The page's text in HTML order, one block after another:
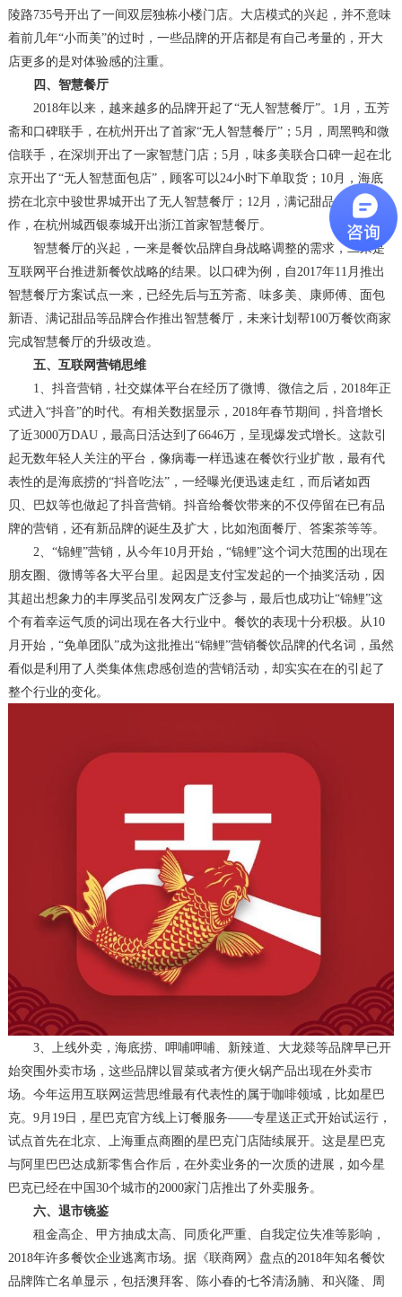
陵路735号开出了一间双层独栋小楼门店。大店模式的兴起，并不意味
着前几年“小而美”的过时，一些品牌的开店都是有自己考量的，开大
店更多的是对体验感的注重。
四、 智慧餐厅
2018年以来，越来越多的品牌开起了“无人智慧餐厅”。1月，五芳
斋和口碑联手，在杭州开出了首家“无人智慧餐厅”；5月，周黑鸭和微
信联手，在深圳开出了一家智慧门店；5月，味多美联合口碑一起在北
京开出了“无人智慧面包店”，顾客可以24小时下单取货；10月，海底
捞在北京中骏世界城开出了无人智慧餐厅；12月，满记甜品与口碑合
作，在杭州城西银泰城开出浙江首家智慧餐厅。
智慧餐厅的兴起，一来是餐饮品牌自身战略调整的需求，二来是
互联网平台推进新餐饮战略的结果。以口碑为例，自 2017年11月推出
智慧餐厅方案试点一来，已经先后与五芳斋、味多美、康师傅、面包
新语、满记甜品等品牌合作推出智慧餐厅，未来计划帮100万餐饮商家
完成智慧餐厅的升级改造。
五、 互联网营销思维
1、 抖音营销 ， 社交媒体平台在经历了微博、微信之后， 2018年正
式进入“抖音”的时代。有相关数据显示，2018年春节期间，抖音增长
了近3000万DAU，最高日活达到了6646万，呈现爆发式增长。这款引
起无数年轻人关注的平台，像病毒一样迅速在餐饮行业扩散，最有代
表性的是海底捞的“抖音吃法”，一经曝光便迅速走红，而后诸如西
贝、巴奴等也做起了抖音营销。抖音给餐饮带来的不仅停留在已有品
牌的营销，还有新品牌的诞生及扩大，比如泡面餐厅、答案茶等等。
2、 “锦鲤”营销 ， 从今年10月开始，“锦鲤”这个词大范围的出现在
朋友圈、微博等各大平台里。起因是支付宝发起的一个抽奖活动，因
其超出想象力的丰厚奖品引发网友广泛参与，最后也成功让“锦鲤”这
个有着幸运气质的词出现在各大行业中。餐饮的表现十分积极。从10
月开始，“免单团队”成为这批推出“锦鲤”营销餐饮品牌的代名词，虽然
看似是利用了人类集体焦虑感创造的营销活动，却实实在在的引起了
整个行业的变化。
3、 上线外卖， 海底捞、呷哺呷哺、新辣道、大龙燚等品牌早已开
始突围外卖市场，这些品牌以冒菜或者方便火锅产品出现在外卖市
场。今年运用互联网运营思维最有代表性的属于咖啡领域，比如星巴
克。 9月19日，星巴克官方线上订餐服务——专星送正式开始试运行，
试点首先在北京、上海重点商圈的星巴克门店陆续展开。这是星巴克
与阿里巴巴达成新零售合作后，在外卖业务的一次质的进展，如今星
巴克已经在中国30个城市的2000家门店推出了外卖服务。
六、 退市镜鉴
租金高企、甲方抽成太高、同质化严重、自我定位失准等影响，
2018年许多餐饮企业逃离市场。据《联商网》盘点的2018年知名餐饮
品牌阵亡名单显示，包括澳拜客、陈小春的七爷清汤腩、和兴隆、周